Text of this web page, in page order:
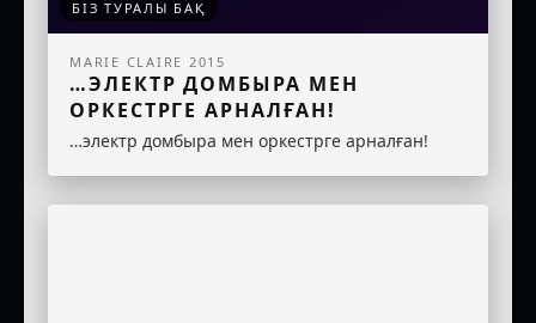
БІЗ ТУРАЛЫ БАҚ
MARIE CLAIRE 2015
…ЭЛЕКТР ДОМБЫРА МЕН
ОРКЕСТРГЕ АРНАЛҒАН!
…электр домбыра мен оркестрге арналған!